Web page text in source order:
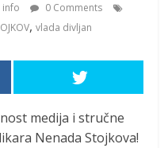
info
0 Comments
,vlada divljan
medija i stručne
Nenada Stojkova!